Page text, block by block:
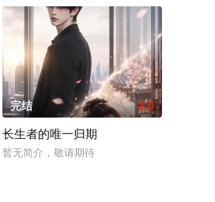
完结 1.0
长生者的唯一归期
暂无简介，敬请期待